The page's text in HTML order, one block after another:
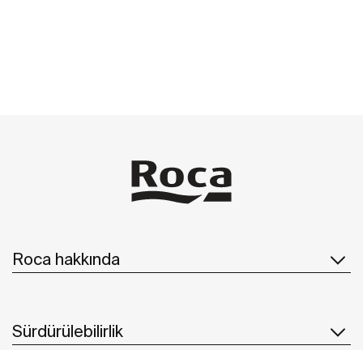
Roca hakkında
Sürdürülebilirlik